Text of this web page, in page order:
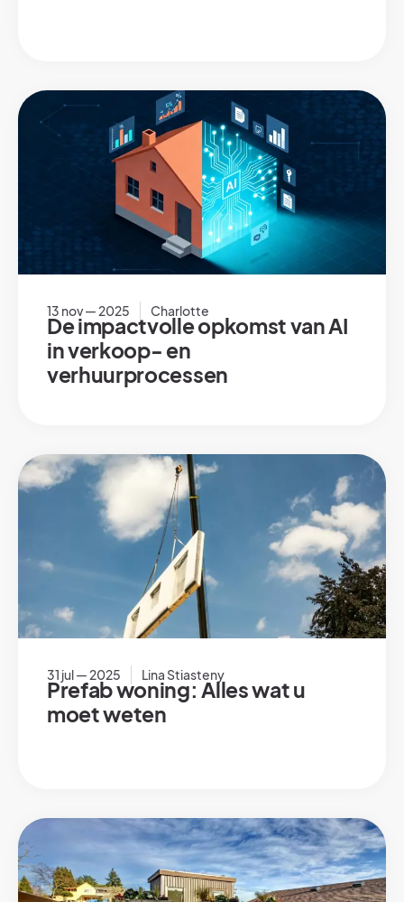
13 nov — 2025 Charlotte
De impactvolle opkomst van AI
in verkoop- en
verhuurprocessen
31 jul — 2025 Lina Stiasteny
Prefab woning: Alles wat u
moet weten